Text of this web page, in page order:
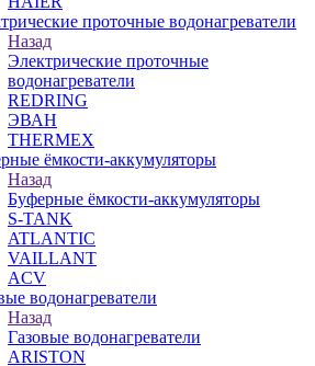
проточные водонагреватели
Назад
Электрические проточные
водонагреватели
REDRING
ЭВАН
THERMEX
ёмкости-аккумуляторы
Назад
Буферные ёмкости-аккумуляторы
S-TANK
ATLANTIC
VAILLANT
ACV
водонагреватели
Назад
Газовые водонагреватели
ARISTON